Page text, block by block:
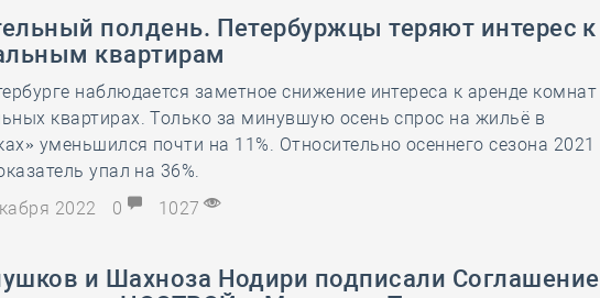
полдень. Петербуржцы теряют интерес к
квартирам
наблюдается заметное снижение интереса к аренде комнат
квартирах. Только за минувшую осень спрос на жильё в
уменьшился почти на 11%. Относительно осеннего сезона 2021
упал на 36%.
2022
0 1027
и Шахноза Нодири подписали Соглашение